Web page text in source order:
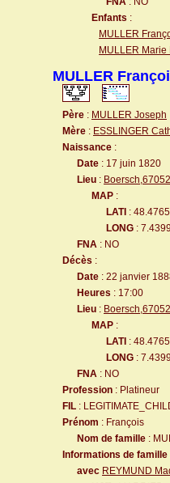
Enfants :
MULLER
MULLER Marie
MULLER
Père : MULLER Joseph
Mère : ESSLINGER
Naissance :
Date : 17 juin 1820
Lieu :
MAP :
LATI :
LONG :
FNA : NO
Décès :
Date : 22 janvier
Heures : 17:00
Lieu :
MAP :
LATI :
LONG :
FNA : NO
Profession : Platineur
FIL :
Prénom : François
Nom de famille :
Informations de famille
avec REYMUND